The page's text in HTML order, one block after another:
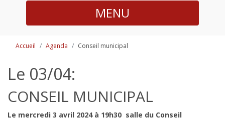
MENU
Accueil Agenda Conseil municipal
Le 03/04:
CONSEIL MUNICIPAL
Le mercredi 3 avril 2024 à 19h30 salle du Conseil